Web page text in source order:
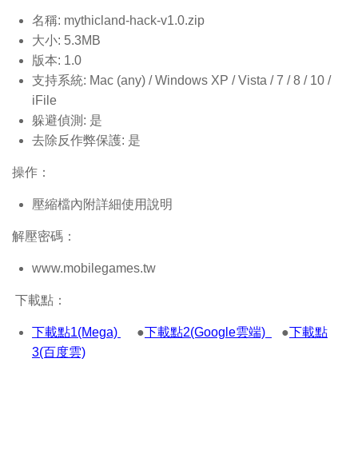
名稱: mythicland-hack-v1.0.zip
大小: 5.3MB
版本: 1.0
支持系統: Mac (any) / Windows XP / Vista / 7 / 8 / 10 /
iFile
躲避偵測: 是
去除反作弊保護: 是
操作：
壓縮檔內附詳細使用說明
解壓密碼：
www.mobilegames.tw
下載點：
下載點1(Mega) ●下載點2(Google雲端) ●下載點
3(百度雲)